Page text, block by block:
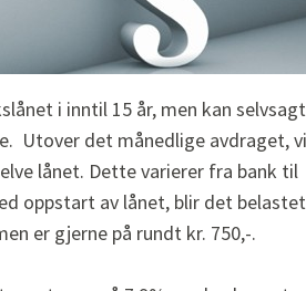
i inntil 15 år, men kan selvsagt
Utover det månedlige avdraget,
lånet. Dette varierer fra bank til
oppstart av lånet, blir det belastet
er gjerne på rundt kr. 750,-.